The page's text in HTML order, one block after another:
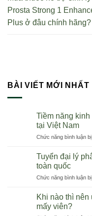
Prosta Strong 1
Plus ở đâu chính hãng?
BÀI VIẾT MỚI NHẤT
Tiềm năng
tại Việt Nam
Chức năng bình luận
Tuyển đại lý
toàn quốc
Chức năng bình luận
Khi nào thì nên
mấy viên?